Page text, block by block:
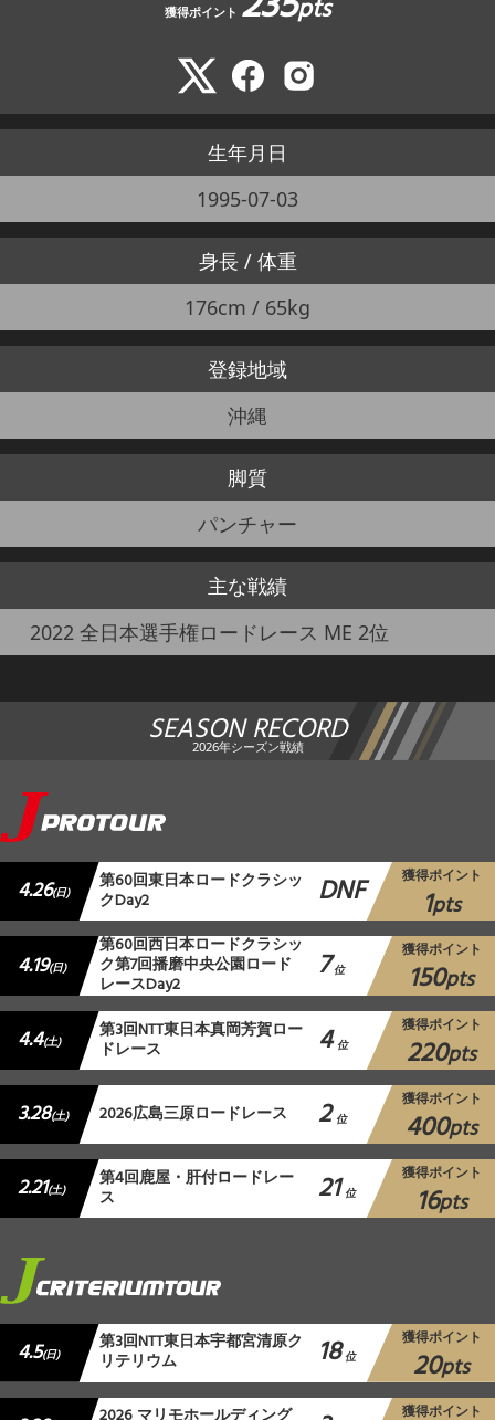
獲得ポイント pts
生年月日
1995-07-03
身長 / 体重
176cm / 65kg
登録地域
沖縄
脚質
パンチャー
主な戦績
2022 全日本選手権ロードレース ME 2位
SEASON RECORD
2026年シーズン戦績
4.26(日) 第60回東日本ロードクラシッ
クDay2 DNF 獲得ポイント
1pts
4.19(日)
第60回西日本ロードクラシッ
ク第7回播磨中央公園ロード
レースDay2 7 位
獲得ポイント
150pts
4.4(土) 第3回NTT東日本真岡芳賀ロー
ドレース 4 位
獲得ポイント
220pts
3.28(土) 2026広島三原ロードレース 2 位
獲得ポイント
400pts
2.21(土) 第4回鹿屋・肝付ロードレー
ス 21 位
獲得ポイント
16pts
4.5(日) 第3回NTT東日本宇都宮清原ク
リテリウム 18 位
獲得ポイント
20pts
獲得ポイント